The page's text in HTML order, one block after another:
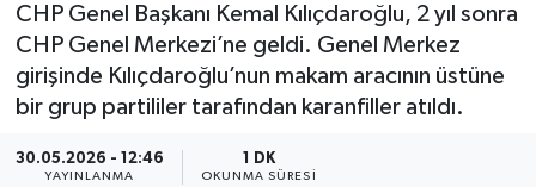
CHP Genel Başkanı Kemal Kılıçdaroğlu, 2 yıl sonra
CHP Genel Merkezi’ne geldi. Genel Merkez
girişinde Kılıçdaroğlu’nun makam aracının üstüne
bir grup partililer tarafından karanfiller atıldı.
30.05.2026 - 12:46
YAYINLANMA
1 DK
OKUNMA SÜRESI
KÜLTÜR-SANAT
EĞİTİM